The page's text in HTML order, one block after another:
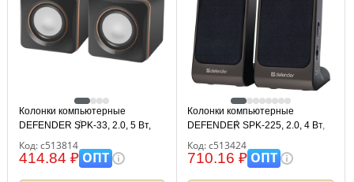
Колонки компьютерные
DEFENDER SPK-33, 2.0, 5 Вт,
65633
Код: с513814
414.84 ₽ОПТ
Колонки компьютерные
DEFENDER SPK-225, 2.0, 4 Вт,
Код: с513424
710.16 ₽ОПТ